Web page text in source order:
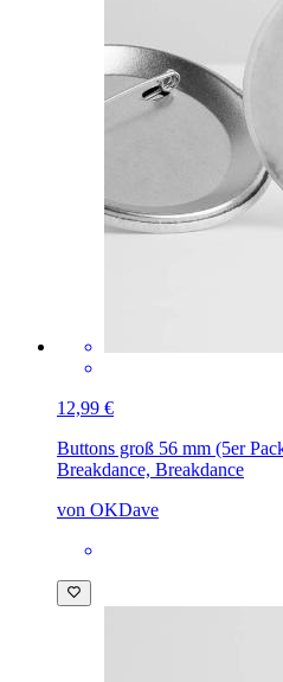
12,99 €
Buttons groß 56 mm (5er
Breakdance, Breakdance
von OKDave